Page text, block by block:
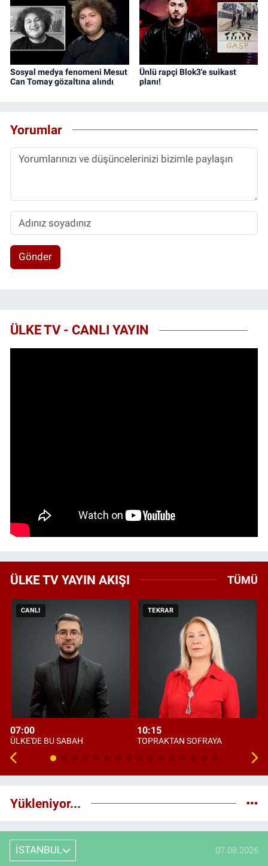
Sosyal medya fenomeni Mesut
Can Tomay gözaltına alındı
Ünlü rapçi Blok3'e suikast
planı!
Yorumlar
Gönder
ÜLKE TV - CANLI YAYIN
ÜLKE TV YAYIN AKIŞI TÜMÜ
CANLI
07:00
ÜLKE'DE BU SABAH
TEKRAR
10:15
TOPRAKTAN SOFRAYA
Yükleniyor...
İSTANBUL 07.08.2026